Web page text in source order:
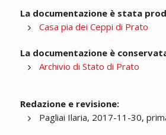
La documentazione è stata
Casa pia dei Ceppi di Prato
La documentazione è
Archivio di Stato di Prato
Redazione e revisione:
Pagliai Ilaria, 2017-11-30,